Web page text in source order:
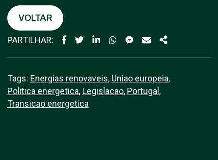
VOLTAR
PARTILHAR:
Tags: Energias renovaveis, Uniao europeia,
Politica energetica, Legislacao, Portugal ,
Transicao energetica